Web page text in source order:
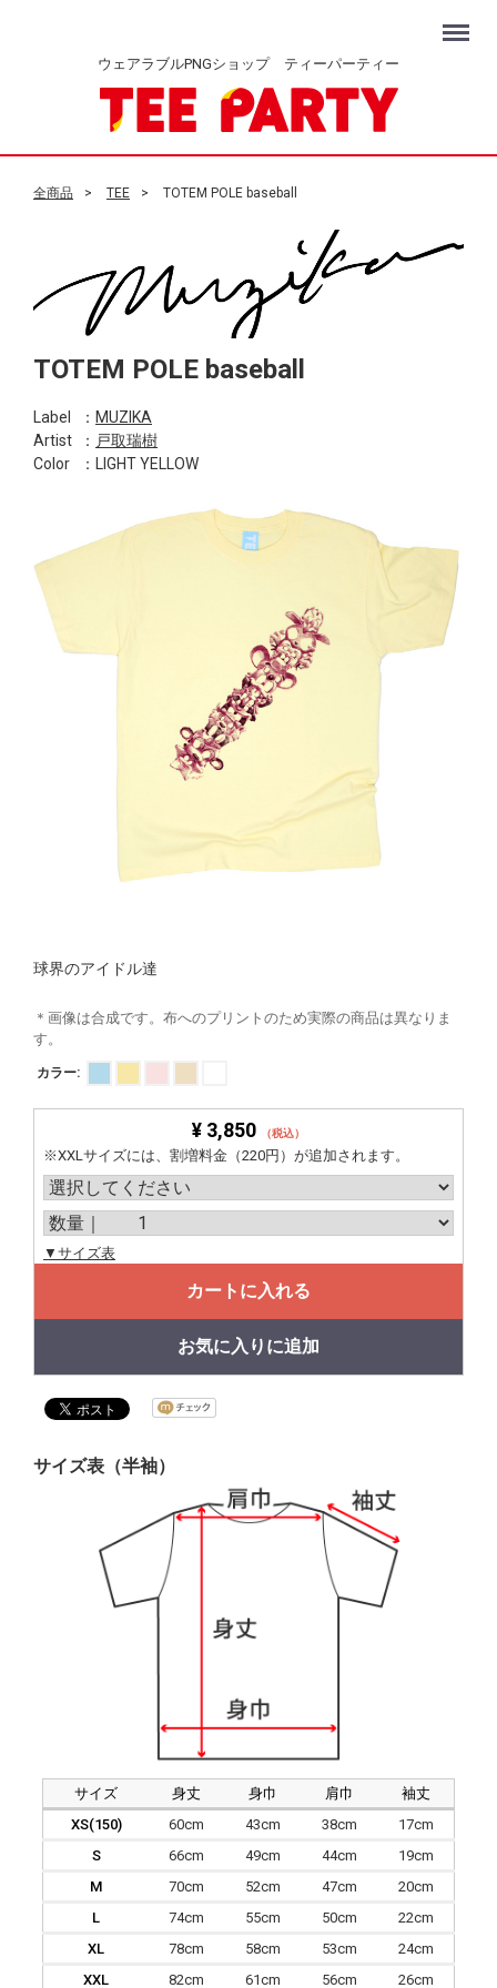
ウェアラブルPNGショップ ティーパーティー
Menu
全商品 TEE TOTEM POLE baseball
TOTEM POLE baseball
Label ： MUZIKA
Artist
： 戸取瑞樹
Color
：LIGHT YELLOW
球界のアイドル達
＊画像は合成です。布へのプリントのため実際の商品は異なりま
す。
カラー:
¥ 3,850 （税込）
※XXLサイズには、割増料金（220円）が追加されます。
▼サイズ表
カートに入れる
お気に入りに追加
サイズ表（半袖）
サイズ 身丈 身巾 肩巾
袖丈
XS(150)
60cm 43cm 38cm
17cm
S
66cm 49cm 44cm
19cm
M
70cm 52cm 47cm
20cm
L
74cm 55cm 50cm
22cm
XL
78cm 58cm 53cm
24cm
XXL
82cm 61cm 56cm 26cm